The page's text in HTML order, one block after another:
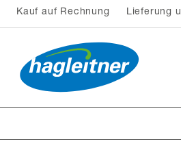
Kauf auf Rechnung Lieferung